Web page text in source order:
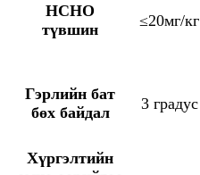
HCHO
түвшин
≤20мг/кг
Гэрлийн бат
бөх байдал
3 градус
Хүргэлтийн